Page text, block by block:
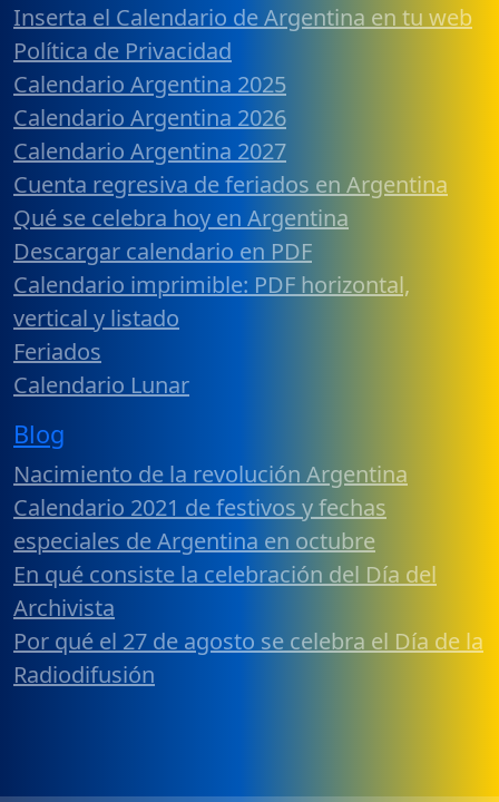
Inserta el Calendario de Argentina en tu web
Política de Privacidad
Calendario Argentina 2025
Calendario Argentina 2026
Calendario Argentina 2027
Cuenta regresiva de feriados en Argentina
Qué se celebra hoy en Argentina
Descargar calendario en PDF
Calendario imprimible: PDF horizontal,
vertical y listado
Feriados
Calendario Lunar
Blog
Nacimiento de la revolución Argentina
Calendario 2021 de festivos y fechas
especiales de Argentina en octubre
En qué consiste la celebración del Día del
Archivista
Por qué el 27 de agosto se celebra el Día de la
Radiodifusión